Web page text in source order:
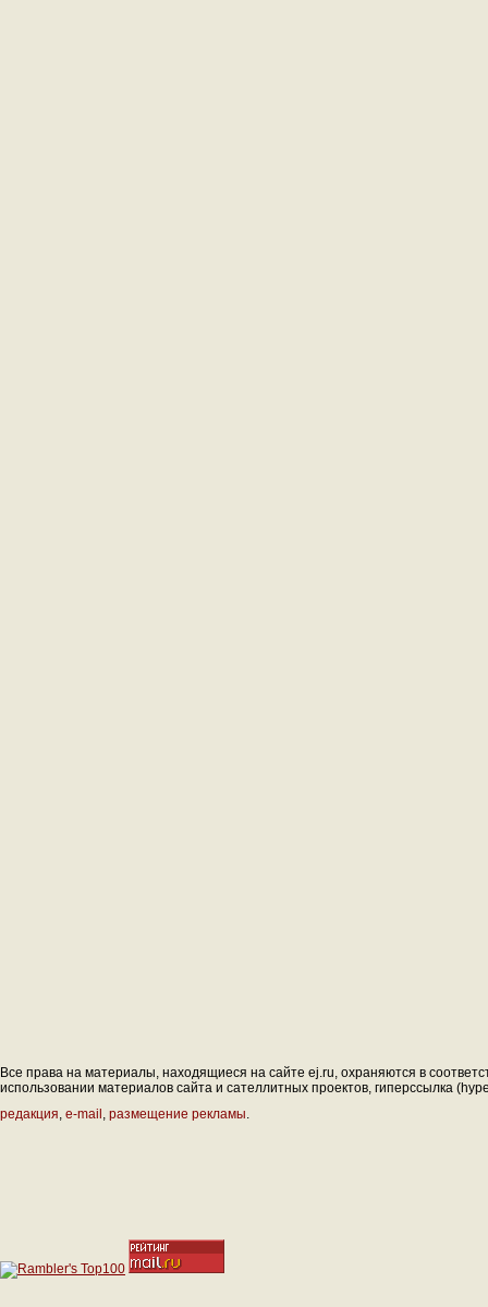
Все права на материалы, находящиеся на сайте ej.ru, охраняются в
использовании материалов сайта и сателлитных проектов, гиперссылка
редакция, e-mail , размещение рекламы.